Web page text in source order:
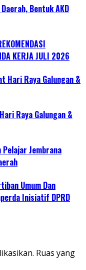
Bentuk AKD
KERJA JULI 2026
Hari Raya Galungan &
Raya Galungan &
Pelajar Jembrana
Umum Dan
Inisiatif DPRD
Ruas yang